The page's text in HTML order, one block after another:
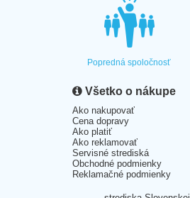
Popredná spoločnosť
Všetko o nákupe
Ako nakupovať
Cena dopravy
Ako platiť
Ako reklamovať
Servisné strediská
Obchodné podmienky
Reklamačné podmienky